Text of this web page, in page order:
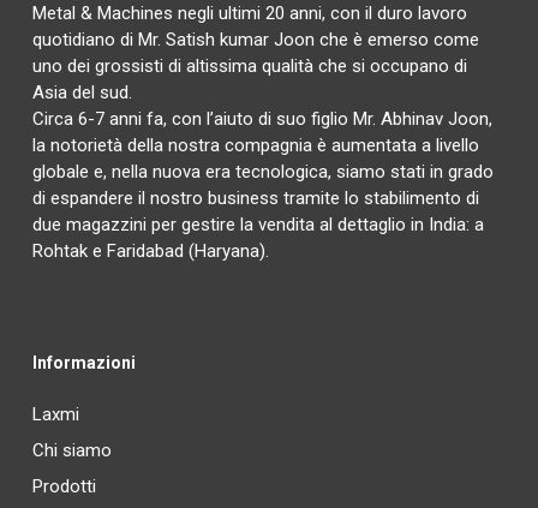
Metal & Machines negli ultimi 20 anni, con il duro lavoro
quotidiano di Mr. Satish kumar Joon che è emerso come
uno dei grossisti di altissima qualità che si occupano di
Asia del sud.
Circa 6-7 anni fa, con l’aiuto di suo figlio Mr. Abhinav Joon,
la notorietà della nostra compagnia è aumentata a livello
globale e, nella nuova era tecnologica, siamo stati in grado
di espandere il nostro business tramite lo stabilimento di
due magazzini per gestire la vendita al dettaglio in India: a
Rohtak e Faridabad (Haryana).
Informazioni
Laxmi
Chi siamo
Prodotti